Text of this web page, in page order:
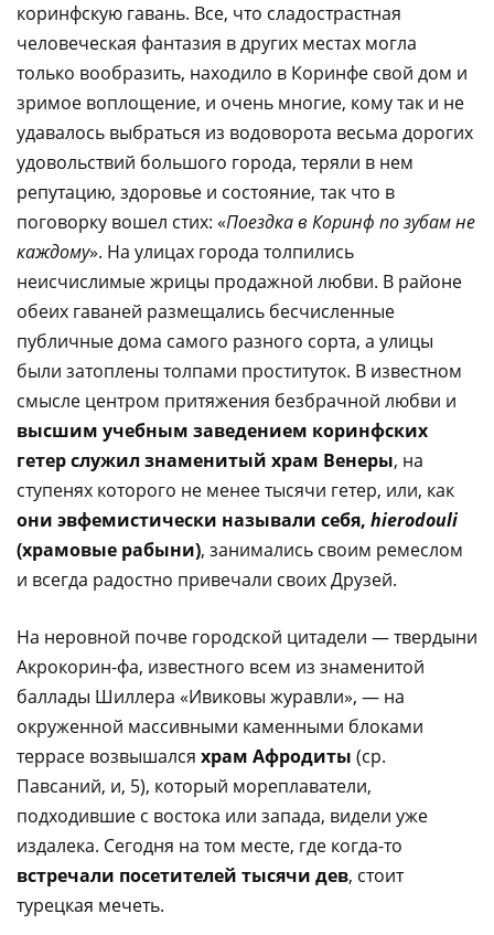
коринфскую гавань. Все, что сладострастная
человеческая фантазия в других местах могла
только вообразить, находило в Коринфе свой дом и
зримое воплощение, и очень многие, кому так и не
удавалось выбраться из водоворота весьма дорогих
удовольствий большого города, теряли в нем
репутацию, здоровье и состояние, так что в
поговорку вошел стих: «Поездка в Коринф по зубам не
каждому». На улицах города толпились
неисчислимые жрицы продажной любви. В районе
обеих гаваней размещались бесчисленные
публичные дома самого разного сорта, а улицы
были затоплены толпами проституток. В известном
смысле центром притяжения безбрачной любви и
высшим учебным заведением коринфских
гетер служил знаменитый храм Венеры, на
ступенях которого не менее тысячи гетер, или, как
они эвфемистически называли себя, hierodouli
(храмовые рабыни), занимались своим ремеслом
и всегда радостно привечали своих Друзей.
На неровной почве городской цитадели — твердыни
Акрокорин-фа, известного всем из знаменитой
баллады Шиллера «Ивиковы журавли», — на
окруженной массивными каменными блоками
террасе возвышался храм Афродиты (ср.
Павсаний, и, 5), который мореплаватели,
подходившие с востока или запада, видели уже
издалека. Сегодня на том месте, где когда-то
встречали посетителей тысячи дев, стоит
турецкая мечеть.